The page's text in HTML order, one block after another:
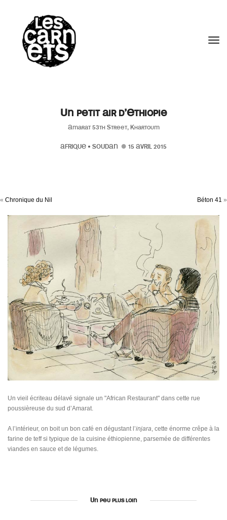
Un petit air d’Ethiopie
Amarat 53th Street, Khartoum
AFRIQUE • SOUDAN 15 AVRIL 2015
« Chronique du Nil Béton 41 »
Un vieil écriteau délavé signale un "African Restaurant" dans cette rue
poussièreuse du sud d’Amarat.
A l’intérieur, on boit un bon café en dégustant l’injara , cette énorme crêpe à la
farine de teff si typique de la cuisine éthiopienne, parsemée de différentes
viandes en sauce et de légumes.
Un peu plus loin